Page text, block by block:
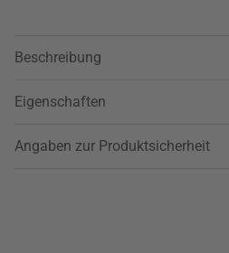
Beschreibung
Eigenschaften
Angaben zur Produktsicherheit